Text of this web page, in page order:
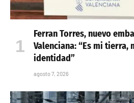
Ferran Torres, nuevo
Valenciana: “Es mi
identidad”
agosto 7, 2026